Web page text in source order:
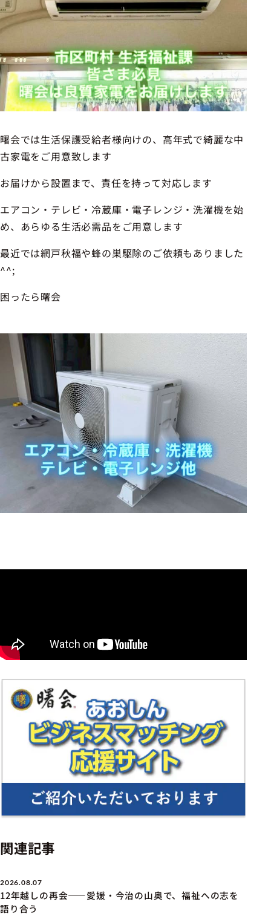
曙会では生活保護受給者様向けの、高年式で綺麗な中
古家電をご用意致します
お届けから設置まで、責任を持って対応します
エアコン・テレビ・冷蔵庫・電子レンジ・洗濯機を始
め、あらゆる生活必需品をご用意します
最近では網戸秋福や蜂の巣駆除のご依頼もありました
^^;
困ったら曙会
関連記事
2026.08.07
12年越しの再会――愛媛・今治の山奥で、福祉への志を
語り合う